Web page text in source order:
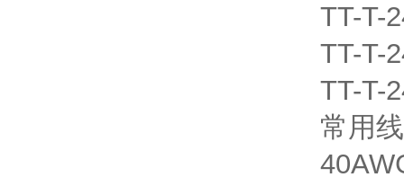
TT-T-
TT-T-
TT-T-
常用